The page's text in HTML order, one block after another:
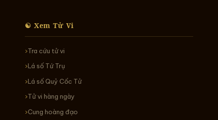
☯ Xem Tử Vi
Tra cứu tử vi
Lá số Tứ Trụ
Lá số Quỷ Cốc Tử
Tử vi hàng ngày
Cung hoàng đạo